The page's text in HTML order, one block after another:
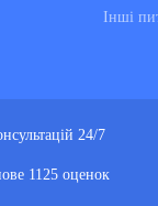
Інші
24/7
1125 оценок